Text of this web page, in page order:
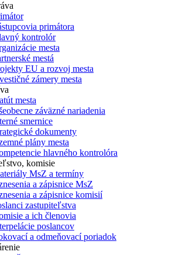
primátora
kontrolór
mesta
mestá
EU a rozvoj mesta
zámery mesta
mesta
záväzné nariadenia
smernice
dokumenty
plány mesta
hlavného kontrolóra
komisie
MsZ a termíny
a zápisnice MsZ
a zápisnice komisií
zastupiteľstva
a ich členovia
poslancov
a odmeňovací poriadok